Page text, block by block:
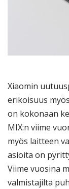
Xiaomin
erikoisuus
on kokonaan
MIX:n viime
myös laitteen
asioita on
Viime vuosina
valmistajilta